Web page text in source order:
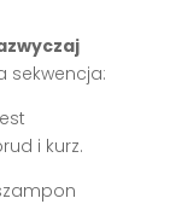
sekwencja:
i kurz.